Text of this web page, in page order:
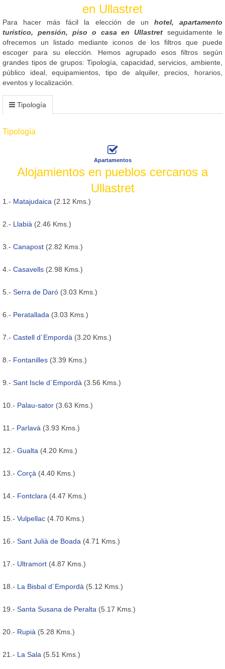
en Ullastret
Para hacer más fácil la elección de un hotel, apartamento
turístico, pensión, piso o casa en Ullastret seguidamente le
ofrecemos un listado mediante iconos de los filtros que puede
escoger para su elección. Hemos agrupado esos filtros según
grandes tipos de grupos: Tipología, capacidad, servicios, ambiente,
público ideal, equipamientos, tipo de alquiler, precios, horarios,
eventos y localización.
Tipología
Tipología
Apartamentos
Alojamientos en pueblos cercanos a
Ullastret
1.- Matajudaica (2.12 Kms.)
2.- Llabià (2.46 Kms.)
3.- Canapost (2.82 Kms.)
4.- Casavells (2.98 Kms.)
5.- Serra de Daró (3.03 Kms.)
6.- Peratallada (3.03 Kms.)
7.- Castell d´Empordà (3.20 Kms.)
8.- Fontanilles (3.39 Kms.)
9.- Sant Iscle d´Empordà (3.56 Kms.)
10.- Palau-sator (3.63 Kms.)
11.- Parlavà (3.93 Kms.)
12.- Gualta (4.20 Kms.)
13.- Corçà (4.40 Kms.)
14.- Fontclara (4.47 Kms.)
15.- Vulpellac (4.70 Kms.)
16.- Sant Julià de Boada (4.71 Kms.)
17.- Ultramort (4.87 Kms.)
18.- La Bisbal d´Empordà (5.12 Kms.)
19.- Santa Susana de Peralta (5.17 Kms.)
20.- Rupià (5.28 Kms.)
21.- La Sala (5.51 Kms.)